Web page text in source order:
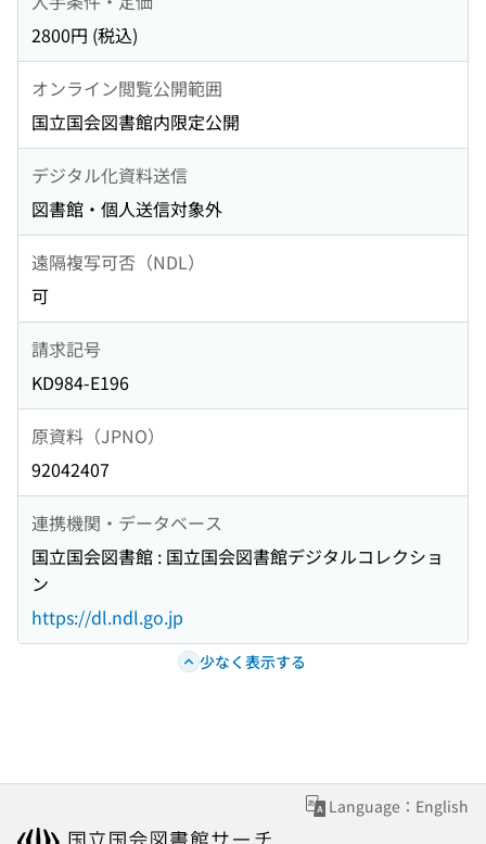
2800円 (税込)
オンライン閲覧公開範囲
国立国会図書館内限定公開
デジタル化資料送信
図書館・個人送信対象外
遠隔複写可否（NDL）
可
請求記号
KD984-E196
原資料（JPNO）
92042407
連携機関・データベース
国立国会図書館 : 国立国会図書館デジタルコレクショ
ン
https://dl.ndl.go.jp
少なく表示する
Language：English